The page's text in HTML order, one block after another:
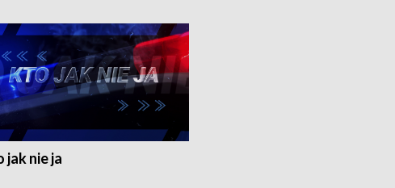
jak nie ja